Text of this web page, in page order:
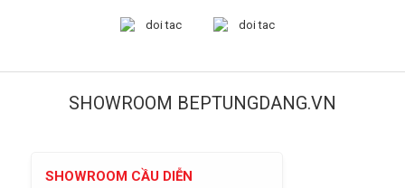
SHOWROOM BEPTUNGDANG.VN
SHOWROOM CẦU DIỄN